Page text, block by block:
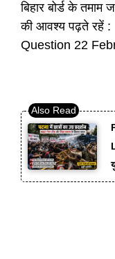
बिहार बोर्ड के
की आवश्य पढ़ते रहें
Question 22